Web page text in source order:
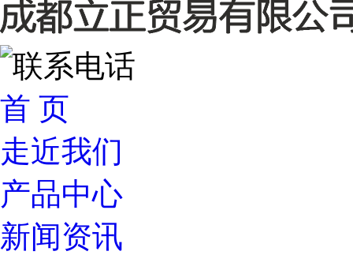
首 页
走近我们
产品中心
新闻资讯